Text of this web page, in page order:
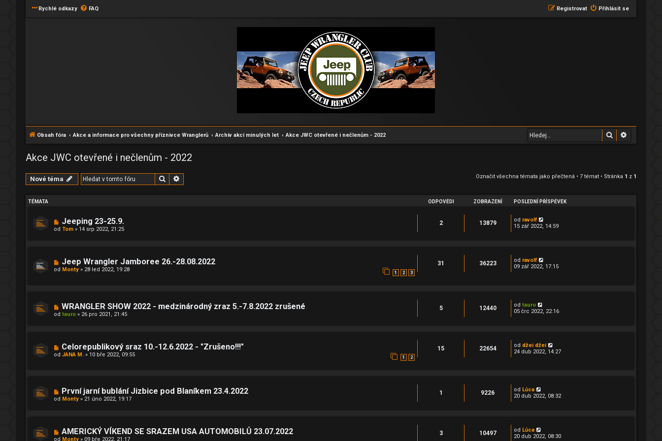
Rychlé odkazy FAQ Přihlásit se
Registrovat
Obsah fóra Akce a informace pro všechny příznivce Wranglerů Archív akcí minulých let Akce JWC otevřené i nečlenům - 2022 Hledat
Akce JWC otevřené i nečlenům - 2022
Nové téma Hledat Označit všechna témata jako přečtená • 7 témat • Stránka 1 z 1
TÉMATA ODPOVĚDI ZOBRAZENÍ POSLEDNÍ PŘÍSPĚVEK
Jeeping 23-25.9.
od Tom » 14 srp 2022, 21:25
2 13879 od ravolf
15 zář 2022, 14:59
Jeep Wrangler Jamboree 26.-28.08.2022
od Monty » 28 led 2022, 19:28 1 2 3
31 36223 od ravolf
09 zář 2022, 17:15
WRANGLER SHOW 2022 - medzinárodný zraz 5.-7.8.2022 zrušené
od tauro » 26 pro 2021, 21:45
5 12440 od tauro
05 črc 2022, 22:16
Celorepublikový sraz 10.-12.6.2022 - "Zrušeno!!!"
od JANA M. » 10 bře 2022, 09:55 1 2
15 22654 od džei džei
24 dub 2022, 14:27
První jarní bublání Jizbice pod Blaníkem 23.4.2022
od Monty » 21 úno 2022, 19:17
1 9226 od Lůca
20 dub 2022, 08:32
AMERICKÝ VÍKEND SE SRAZEM USA AUTOMOBILŮ 23.07.2022
od Monty » 09 bře 2022, 21:17
3 10497 od Lůca
20 dub 2022, 08:30